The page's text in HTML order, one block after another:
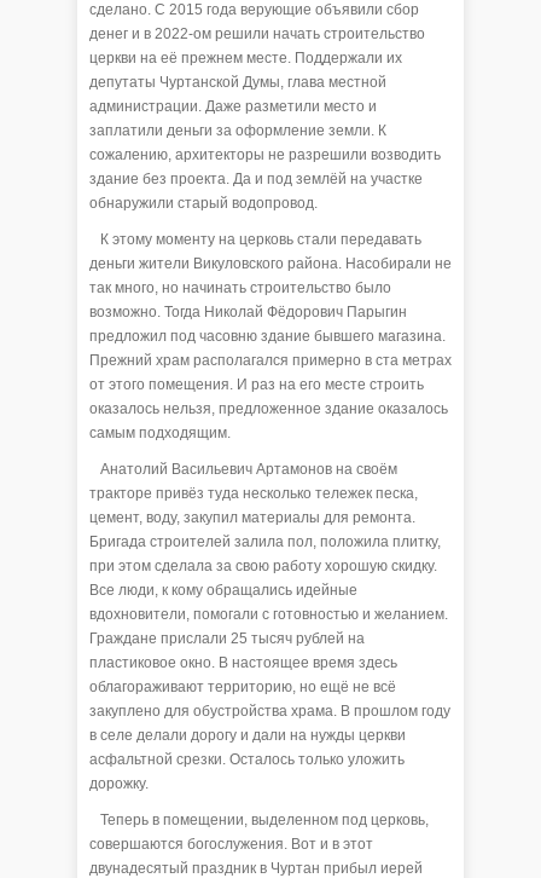
сделано. С 2015 года верующие объявили сбор
денег и в 2022-ом решили начать строительство
церкви на её прежнем месте. Поддержали их
депутаты Чуртанской Думы, глава местной
администрации. Даже разметили место и
заплатили деньги за оформление земли. К
сожалению, архитекторы не разрешили возводить
здание без проекта. Да и под землёй на участке
обнаружили старый водопровод.
К этому моменту на церковь стали передавать
деньги жители Викуловского района. Насобирали не
так много, но начинать строительство было
возможно. Тогда Николай Фёдорович Парыгин
предложил под часовню здание бывшего магазина.
Прежний храм располагался примерно в ста метрах
от этого помещения. И раз на его месте строить
оказалось нельзя, предложенное здание оказалось
самым подходящим.
Анатолий Васильевич Артамонов на своём
тракторе привёз туда несколько тележек песка,
цемент, воду, закупил материалы для ремонта.
Бригада строителей залила пол, положила плитку,
при этом сделала за свою работу хорошую скидку.
Все люди, к кому обращались идейные
вдохновители, помогали с готовностью и желанием.
Граждане прислали 25 тысяч рублей на
пластиковое окно. В настоящее время здесь
облагораживают территорию, но ещё не всё
закуплено для обустройства храма. В прошлом году
в селе делали дорогу и дали на нужды церкви
асфальтной срезки. Осталось только уложить
дорожку.
Теперь в помещении, выделенном под церковь,
совершаются богослужения. Вот и в этот
двунадесятый праздник в Чуртан прибыл иерей